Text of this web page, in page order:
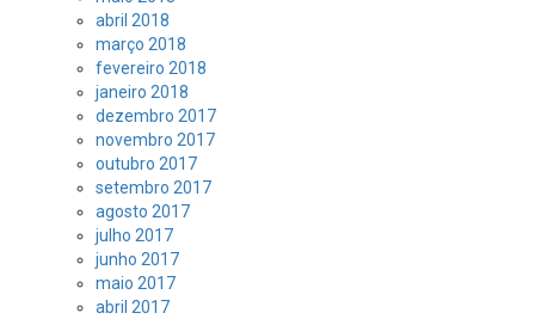
abril 2018
março 2018
fevereiro 2018
janeiro 2018
dezembro 2017
novembro 2017
outubro 2017
setembro 2017
agosto 2017
julho 2017
junho 2017
maio 2017
abril 2017